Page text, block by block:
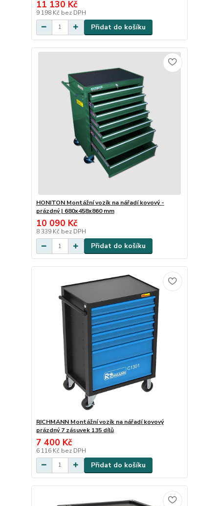
11 130 Kč
9 198 Kč bez DPH
Přidat do košíku
HONITON Montážní vozík na nářadí kovový -
prázdný | 680x458x860 mm
10 090 Kč
8 339 Kč bez DPH
Přidat do košíku
RICHMANN Montážní vozík na nářadí kovový
prázdný 7 zásuvek 135 dílů
7 400 Kč
6 116 Kč bez DPH
Přidat do košíku